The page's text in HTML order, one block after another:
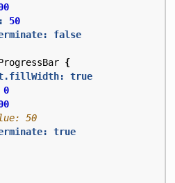
50
false
{
true
0
// value: 50
true